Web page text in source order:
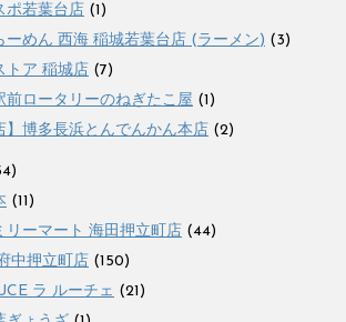
ポ若葉台店 (1)
ーめん 西海 稲城若葉台店 (ラーメン) (3)
トア 稲城店 (7)
前ロータリーのねぎたこ屋 (1)
】博多長浜とんでんかん本店 (2)
(11)
リーマート 海田押立町店 (44)
中押立町店 (150)
ラ ルーチェ (21)